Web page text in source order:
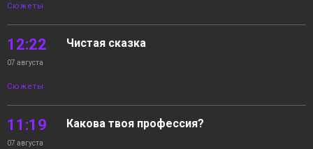
Сюжеты
12:22
07 августа
Сюжеты
Чистая сказка
11:19
07 августа
Какова твоя профессия?